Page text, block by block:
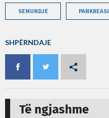
SEMUNDJE PANKREASI
SHPËRNDAJE
Të ngjashme